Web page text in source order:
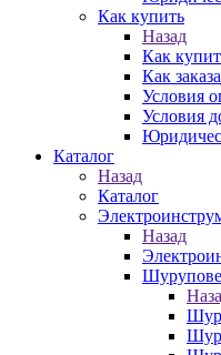
Как купить
Назад
Как
Как
Условия
Условия
Каталог
Назад
Каталог
Назад